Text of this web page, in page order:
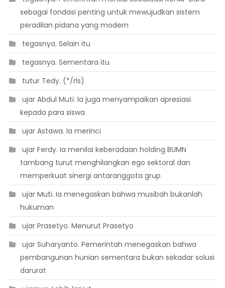
sebagai fondasi penting untuk mewujudkan sistem
peradilan pidana yang modern
 tegasnya. Selain itu
 tegasnya. Sementara itu
 tutur Tedy. (*/rls)
 ujar Abdul Muti. Ia juga menyampaikan apresiasi
kepada para siswa
 ujar Astawa. Ia merinci
 ujar Ferdy. Ia menilai keberadaan holding BUMN
tambang turut menghilangkan ego sektoral dan
memperkuat sinergi antaranggota grup
 ujar Muti. Ia menegaskan bahwa musibah bukanlah
hukuman
 ujar Prasetyo. Menurut Prasetyo
 ujar Suharyanto. Pemerintah menegaskan bahwa
pembangunan hunian sementara bukan sekadar solusi
darurat